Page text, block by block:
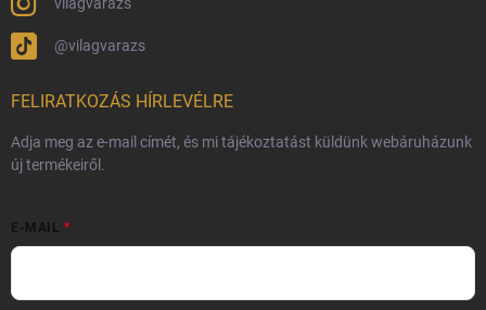
@vilagvarazs
FELIRATKOZÁS HÍRLEVÉLRE
Adja meg az e-mail címét, és mi tájékoztatást küldünk webáruházunk
új termékeiről.
E-MAIL